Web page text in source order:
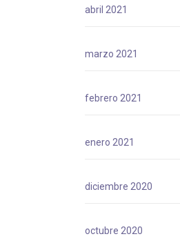
abril 2021
marzo 2021
febrero 2021
enero 2021
diciembre 2020
octubre 2020